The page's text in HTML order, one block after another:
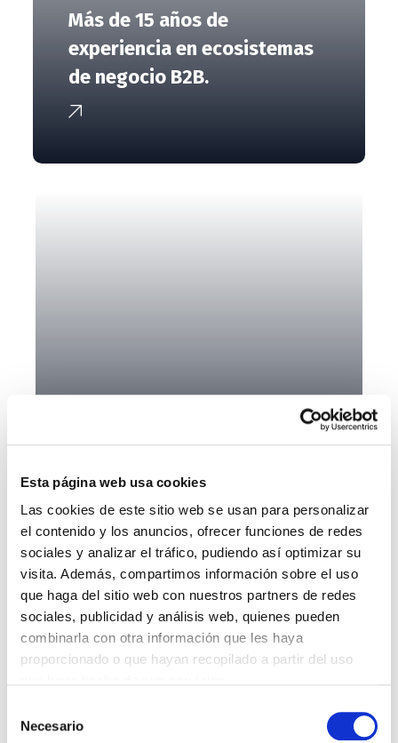
Esta página web usa cookies
Las cookies de este sitio web se usan para personalizar
el contenido y los anuncios, ofrecer funciones de redes
sociales y analizar el tráfico, pudiendo así optimizar su
visita. Además, compartimos información sobre el uso
que haga del sitio web con nuestros partners de redes
sociales, publicidad y análisis web, quienes pueden
combinarla con otra información que les haya
proporcionado o que hayan recopilado a partir del uso
Necesario
Más de 15 años de
experiencia en ecosistemas
de negocio B2B.